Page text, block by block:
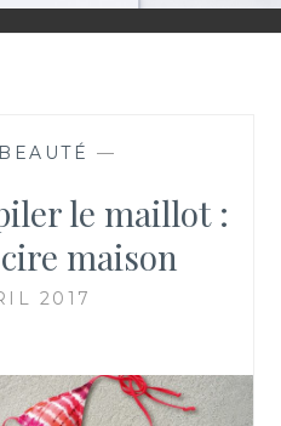
—
le maillot :
maison
2017